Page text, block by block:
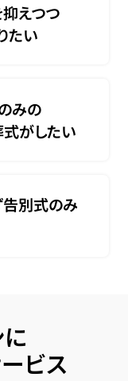
えつつ
たい
みの
がしたい
別式のみ
ビス